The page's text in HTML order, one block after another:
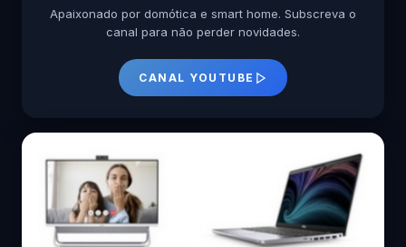
Apaixonado por domótica e smart home. Subscreva o
canal para não perder novidades.
CANAL YOUTUBE